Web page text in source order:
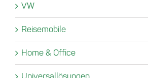
VW
Reisemobile
Home & Office
Universallösungen